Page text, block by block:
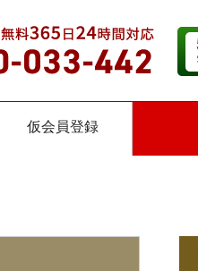
仮会員登録